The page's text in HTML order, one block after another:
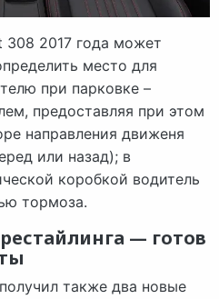
308 2017 года может
место для
при парковке –
предоставляя при этом
направления движеня
или назад); в
коробкой водитель
тормоза.
— готов
также два новые